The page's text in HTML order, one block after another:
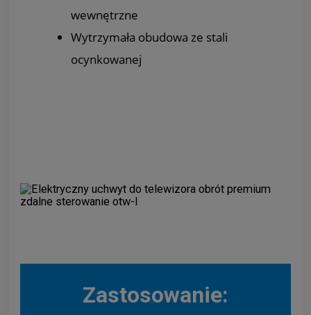
wewnętrzne
Wytrzymała obudowa ze stali
ocynkowanej
Zastosowanie: